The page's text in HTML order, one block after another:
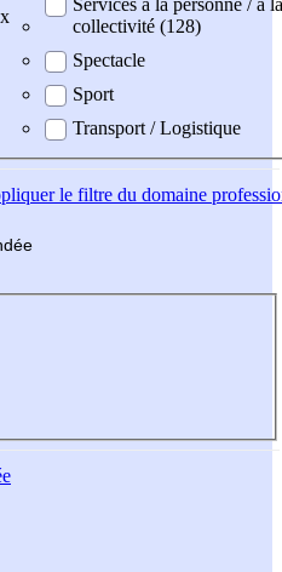
collectivité (128)
Spectacle
Sport
Transport / Logistique
le filtre du domaine